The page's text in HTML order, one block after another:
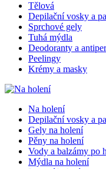
Tělová
Depilační vosky a
Sprchové gely
Tuhá mýdla
Deodoranty a
Peelingy
Krémy a masky
Na holení
Depilační vosky a
Gely na holení
Pěny na holení
Vody a balzámy po
Mýdla na holení